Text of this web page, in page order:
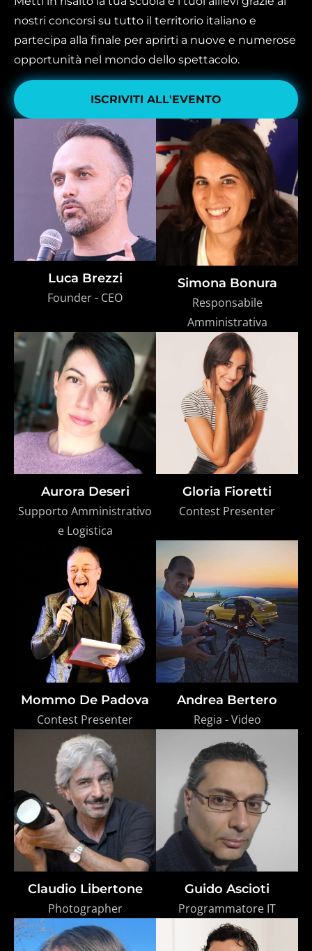
nostri concorsi su tutto il territorio italiano e
partecipa alla finale per aprirti a nuove e numerose
opportunità nel mondo dello spettacolo.
ISCRIVITI ALL'EVENTO
Luca Brezzi
Founder - CEO
Simona Bonura
Responsabile
Amministrativa
Aurora Deseri
Supporto Amministrativo
e Logistica
Gloria Fioretti
Contest Presenter
Mommo De Padova
Contest Presenter
Andrea Bertero
Regia - Video
Claudio Libertone
Photographer
Guido Ascioti
Programmatore IT